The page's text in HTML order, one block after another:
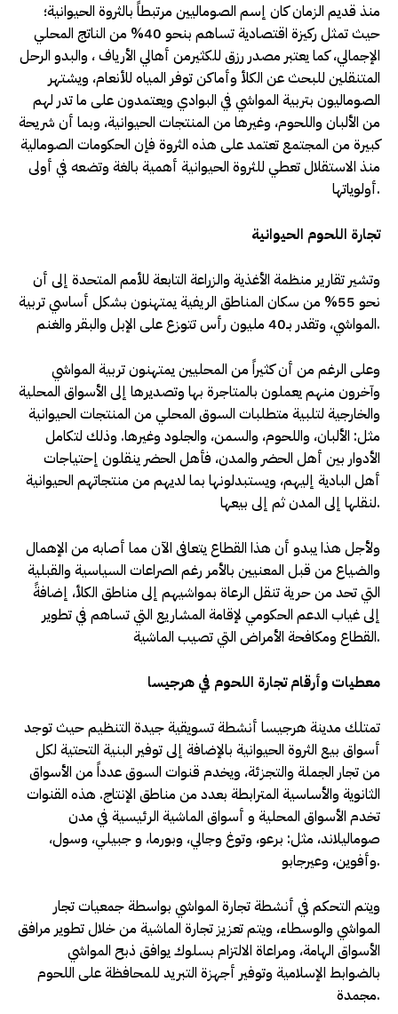
منذ قديم الزمان كان إسم الصوماليين مرتبطاً بالثروة الحيوانية؛
حيث تمثل ركيزة اقتصادية تساهم بنحو 40% من الناتج المحلي
الإجمالي، كما يعتبر مصدر رزق للكثيرمن أهالي الأرياف ، والبدو الرحل
المتنقلين للبحث عن الكلأ وأماكن توفر المياه للأنعام، ويشتهر
الصوماليون بتربية المواشي في البوادي ويعتمدون على ما تدر لهم
من الألبان واللحوم، وغيرها من المنتجات الحيوانية، وبما أن شريحة
كبيرة من المجتمع تعتمد على هذه الثروة فإن الحكومات الصومالية
منذ الاستقلال تعطي للثروة الحيوانية أهمية بالغة وتضعه في أولى
أولوياتها.
تجارة اللحوم الحيوانية
وتشير تقارير منظمة الأغذية والزراعة التابعة للأمم المتحدة إلى أن
نحو 55% من سكان المناطق الريفية يمتهنون بشكل أساسي تربية
المواشي، وتقدر بـ40 مليون رأس تتوزع على الإبل والبقر والغنم.
وعلى الرغم من أن كثيراً من المحليين يمتهنون تربية المواشي
وآخرون منهم يعملون بالمتاجرة بها وتصديرها إلى الأسواق المحلية
والخارجية لتلبية متطلبات السوق المحلي من المنتجات الحيوانية
مثل: الألبان، واللحوم، والسمن، والجلود وغيرها. وذلك لتكامل
الأدوار بين أهل الحضر والمدن، فأهل الحضر ينقلون إحتياجات
أهل البادية إليهم، ويستبدلونها بما لديهم من منتجاتهم الحيوانية
لنقلها إلى المدن ثم إلى بيعها.
ولأجل هذا يبدو أن هذا القطاع يتعافى الآن مما أصابه من الإهمال
والضياع من قبل المعنيين بالأمر رغم الصراعات السياسية والقبلية
التي تحد من حرية تنقل الرعاة بمواشيهم إلى مناطق الكلأ، إضافةً
إلى غياب الدعم الحكومي لإقامة المشاريع التي تساهم في تطوير
القطاع ومكافحة الأمراض التي تصيب الماشية.
معطيات وأرقام تجارة اللحوم في هرجيسا
تمتلك مدينة هرجيسا أنشطة تسويقية جيدة التنظيم حيث توجد
أسواق بيع الثروة الحيوانية بالإضافة إلى توفير البنية التحتية لكل
من تجار الجملة والتجزئة، ويخدم قنوات السوق عدداً من الأسواق
الثانوية والأساسية المترابطة بعدد من مناطق الإنتاج. هذه القنوات
تخدم الأسواق المحلية و أسواق الماشية الرئيسية في مدن
صوماليلاند، مثل: برعو، وتوغ وجالي، وبورما، و جبيلي، وسول،
وأفوين، وعيرجابو.
ويتم التحكم في أنشطة تجارة المواشي بواسطة جمعيات تجار
المواشي والوسطاء، ويتم تعزيز تجارة الماشية من خلال تطوير مرافق
الأسواق الهامة، ومراعاة الالتزام بسلوك يوافق ذبح المواشي
بالضوابط الإسلامية وتوفير أجهزة التبريد للمحافظة على اللحوم
مجمدة.